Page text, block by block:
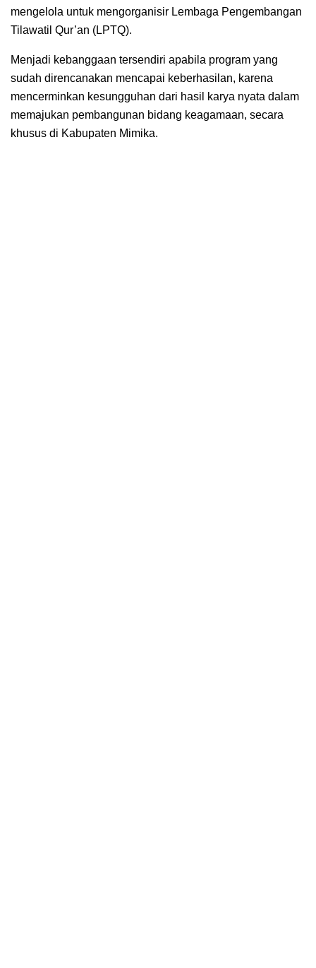
mengelola untuk mengorganisir Lembaga Pengembangan
Tilawatil Qur’an (LPTQ).
Menjadi kebanggaan tersendiri apabila program yang
sudah direncanakan mencapai keberhasilan, karena
mencerminkan kesungguhan dari hasil karya nyata dalam
memajukan pembangunan bidang keagamaan, secara
khusus di Kabupaten Mimika.